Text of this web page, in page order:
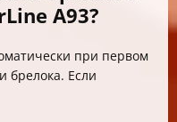
A93?
при первом
брелока. Если